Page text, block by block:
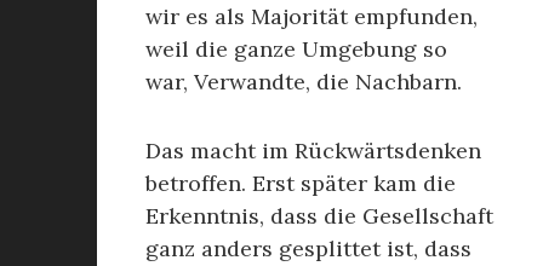
wir es als Majorität empfunden,
weil die ganze Umgebung so
war, Verwandte, die Nachbarn.
Das macht im Rückwärtsdenken
betroffen. Erst später kam die
Erkenntnis, dass die Gesellschaft
ganz anders gesplittet ist, dass